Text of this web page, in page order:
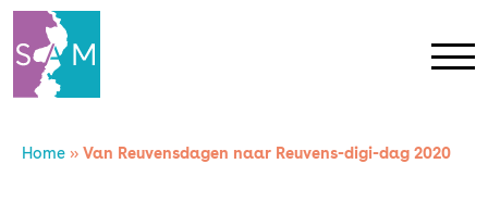
Home
Home » Van Reuvensdagen naar Reuvens-digi-dag 2020